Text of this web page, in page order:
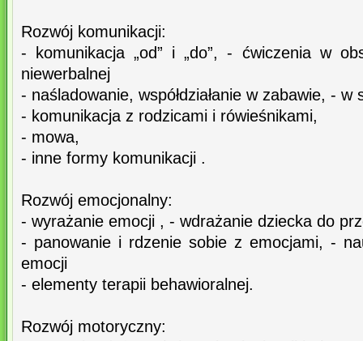
Rozwój komunikacji:
- komunikacja „od” i „do”, - ćwiczenia w
niewerbalnej
- naśladowanie, współdziałanie w zabawie, -
- komunikacja z rodzicami i rówieśnikami,
- mowa,
- inne formy komunikacji .
Rozwój emocjonalny:
- wyrażanie emocji , - wdrażanie dziecka do
- panowanie i rdzenie sobie z emocjami, -
emocji
- elementy terapii behawioralnej.
Rozwój motoryczny: